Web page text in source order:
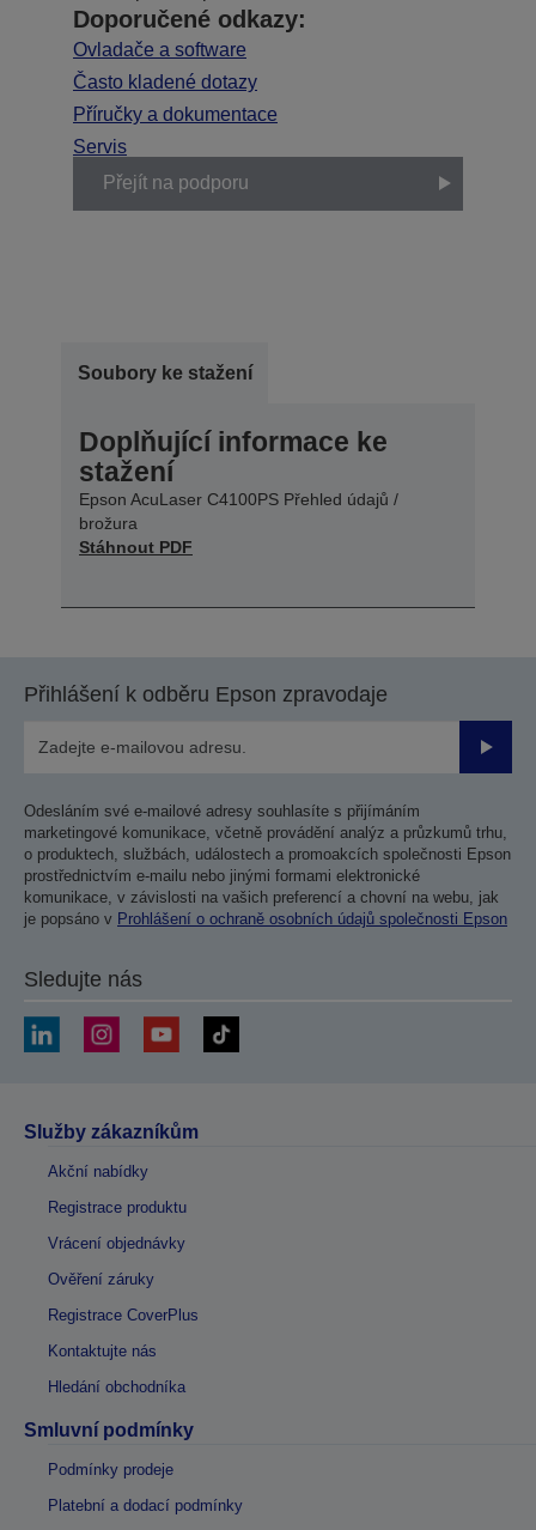
Doporučené odkazy:
Ovladače a software
Často kladené dotazy
Příručky a dokumentace
Servis
Přejít na podporu
Soubory ke stažení
Doplňující informace ke
stažení
Epson AcuLaser C4100PS Přehled údajů /
brožura
Stáhnout PDF
Přihlášení k odběru Epson zpravodaje
Odesláním své e-mailové adresy souhlasíte s přijímáním
marketingové komunikace, včetně provádění analýz a průzkumů trhu,
o produktech, službách, událostech a promoakcích společnosti Epson
prostřednictvím e-mailu nebo jinými formami elektronické
komunikace, v závislosti na vašich preferencí a chovní na webu, jak
je popsáno v Prohlášení o ochraně osobních údajů společnosti Epson
Sledujte nás
Služby zákazníkům
Akční nabídky
Registrace produktu
Vrácení objednávky
Ověření záruky
Registrace CoverPlus
Kontaktujte nás
Hledání obchodníka
Smluvní podmínky
Podmínky prodeje
Platební a dodací podmínky